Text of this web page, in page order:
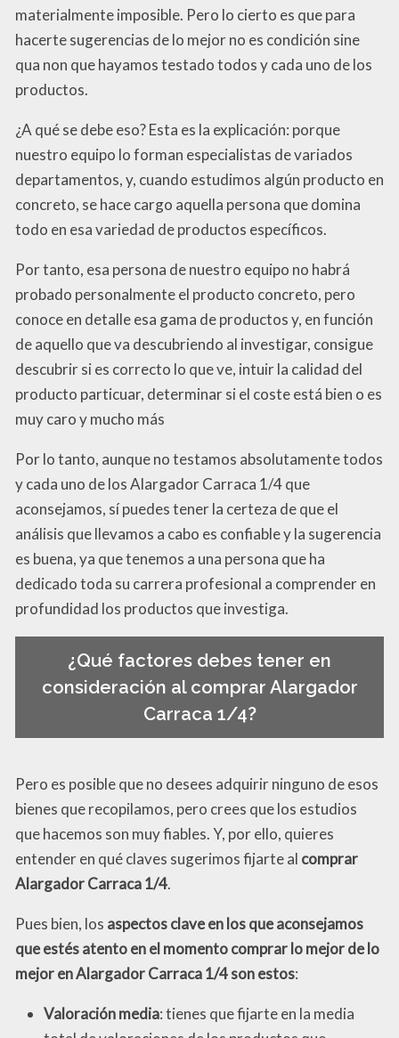
materialmente imposible. Pero lo cierto es que para
hacerte sugerencias de lo mejor no es condición sine
qua non que hayamos testado todos y cada uno de los
productos.
¿A qué se debe eso? Esta es la explicación: porque
nuestro equipo lo forman especialistas de variados
departamentos, y, cuando estudimos algún producto en
concreto, se hace cargo aquella persona que domina
todo en esa variedad de productos específicos.
Por tanto, esa persona de nuestro equipo no habrá
probado personalmente el producto concreto, pero
conoce en detalle esa gama de productos y, en función
de aquello que va descubriendo al investigar, consigue
descubrir si es correcto lo que ve, intuir la calidad del
producto particuar, determinar si el coste está bien o es
muy caro y mucho más
Por lo tanto, aunque no testamos absolutamente todos
y cada uno de los Alargador Carraca 1/4 que
aconsejamos, sí puedes tener la certeza de que el
análisis que llevamos a cabo es confiable y la sugerencia
es buena, ya que tenemos a una persona que ha
dedicado toda su carrera profesional a comprender en
profundidad los productos que investiga.
¿Qué factores debes tener en
consideración al comprar Alargador
Carraca 1/4?
Pero es posible que no desees adquirir ninguno de esos
bienes que recopilamos, pero crees que los estudios
que hacemos son muy fiables. Y, por ello, quieres
entender en qué claves sugerimos fijarte al comprar
Alargador Carraca 1/4.
Pues bien, los aspectos clave en los que aconsejamos
que estés atento en el momento comprar lo mejor de lo
mejor en Alargador Carraca 1/4 son estos:
Valoración media: tienes que fijarte en la media